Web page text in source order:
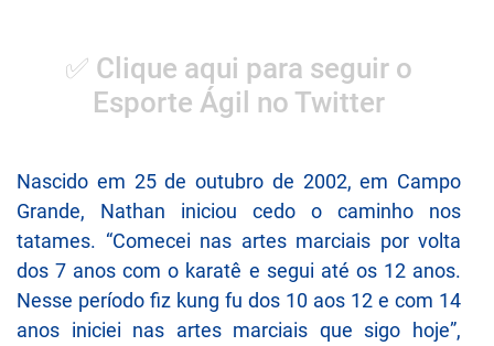
✅ Clique aqui para seguir o
Esporte Ágil no Twitter
Nascido em 25 de outubro de 2002, em Campo
Grande, Nathan iniciou cedo o caminho nos
tatames. “Comecei nas artes marciais por volta
dos 7 anos com o karatê e segui até os 12 anos.
Nesse período fiz kung fu dos 10 aos 12 e com 14
anos iniciei nas artes marciais que sigo hoje”,